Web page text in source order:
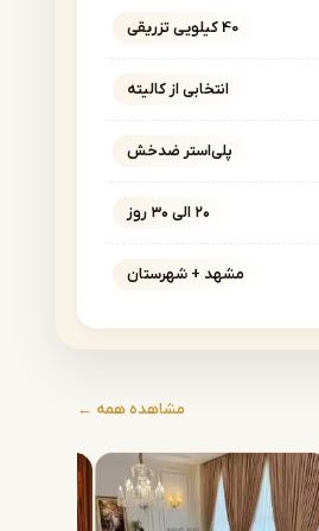
40 کیلویی تزریقی
انتخابی از کالیته
پلی‌استر ضدخش
۲۰ الی ۳۰ روز
مشهد + شهرستان
مشاهده همه ←